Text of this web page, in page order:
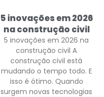
5 inovações em 2026
na construção civil
5 inovações em 2026 na
construção civil A
construção civil está
mudando o tempo todo. E
isso é ótimo. Quando
surgem novas tecnologias